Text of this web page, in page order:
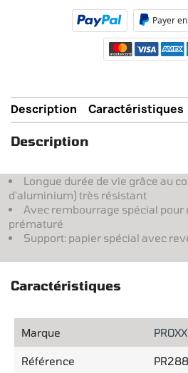
Payer
Description Caractéristiques
Description
Longue durée de vie grâce au
d'aluminium) très résistant
Avec rembourrage spécial
prématuré
Support: papier spécial avec
Caractéristiques
Marque
Référence